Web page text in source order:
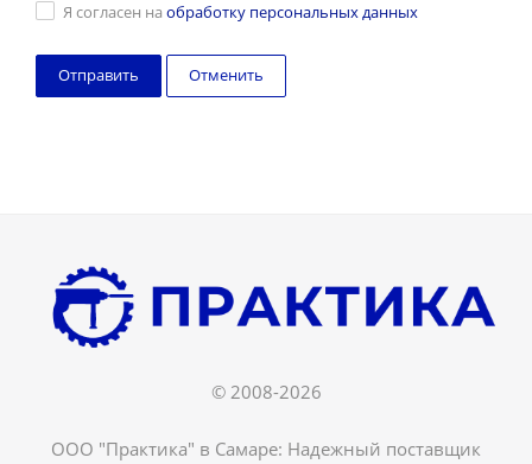
Я согласен на обработку персональных данных
Отменить
© 2008-2026
ООО "Практика" в Самаре: Надежный поставщик